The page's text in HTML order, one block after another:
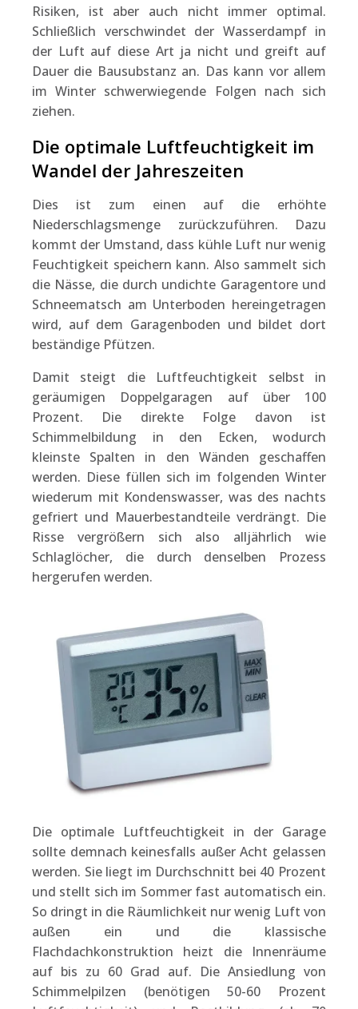
Risiken, ist aber auch nicht immer optimal.
Schließlich verschwindet der Wasserdampf in
der Luft auf diese Art ja nicht und greift auf
Dauer die Bausubstanz an. Das kann vor allem
im Winter schwerwiegende Folgen nach sich
ziehen.
Die optimale Luftfeuchtigkeit im
Wandel der Jahreszeiten
Dies ist zum einen auf die erhöhte
Niederschlagsmenge zurückzuführen. Dazu
kommt der Umstand, dass kühle Luft nur wenig
Feuchtigkeit speichern kann. Also sammelt sich
die Nässe, die durch undichte Garagentore und
Schneematsch am Unterboden hereingetragen
wird, auf dem Garagenboden und bildet dort
beständige Pfützen.
Damit steigt die Luftfeuchtigkeit selbst in
geräumigen Doppelgaragen auf über 100
Prozent. Die direkte Folge davon ist
Schimmelbildung in den Ecken, wodurch
kleinste Spalten in den Wänden geschaffen
werden. Diese füllen sich im folgenden Winter
wiederum mit Kondenswasser, was des nachts
gefriert und Mauerbestandteile verdrängt. Die
Risse vergrößern sich also alljährlich wie
Schlaglöcher, die durch denselben Prozess
hergerufen werden.
Die optimale Luftfeuchtigkeit in der Garage
sollte demnach keinesfalls außer Acht gelassen
werden. Sie liegt im Durchschnitt bei 40 Prozent
und stellt sich im Sommer fast automatisch ein.
So dringt in die Räumlichkeit nur wenig Luft von
außen ein und die klassische
Flachdachkonstruktion heizt die Innenräume
auf bis zu 60 Grad auf. Die Ansiedlung von
Schimmelpilzen (benötigen 50-60 Prozent